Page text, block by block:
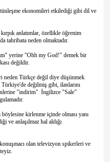
ekonomileri etkilediği gibi dil ve
anlatımlar, özellikle öğrenim
tahribata neden olmaktadır.
yerine "Ohh my God!" demek bir
değildir.
neden Türkçe değil diye düşünmek
değilmiş gibi, ilanlarını
"indirim" İngilizce "Sale"
kirlenme içinde olması yanı
ve anlaşılmaz hal aldığı
olan televizyon spikerleri ve